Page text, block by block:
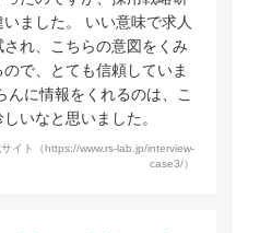
ました。 いい意味で求人
れ、こちらの意図をくみ
で、とても信頼していま
に情報をくれるのは、こ
いなと思いました。
イト（https://www.rs-lab.jp/interview-
case3/）